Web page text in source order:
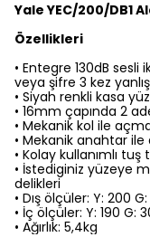
Yale YEC/200/DB1
Özellikleri
• Entegre 130dB sesli
veya şifre 3 kez
• Siyah renkli kasa
• 16mm çapında 2
• Mekanik kol ile
• Mekanik anahtar
• Kolay kullanımlı tuş
• İstediginiz yüzeye
delikleri
• Dış ölçüler: Y: 200
• İç ölçüler: Y: 190 G:
• Ağırlık: 5,4kg